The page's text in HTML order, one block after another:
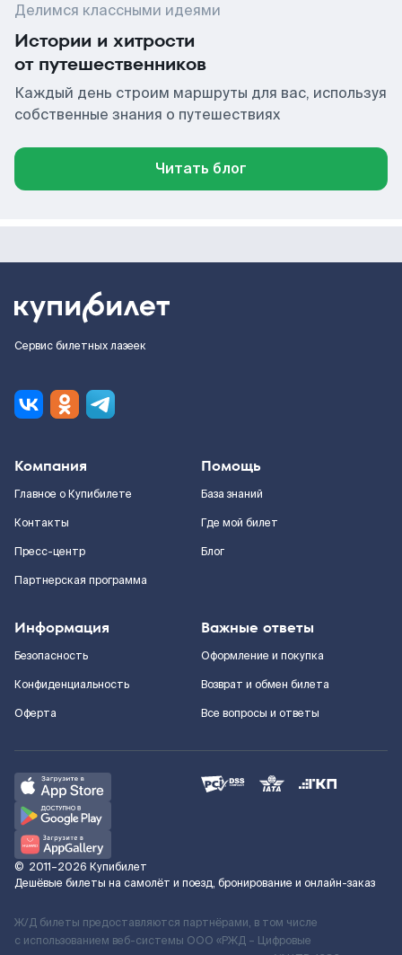
Делимся классными идеями
Истории и хитрости
от путешественников
Каждый день строим маршруты для вас, используя
собственные знания о путешествиях
Читать блог
Сервис билетных лазеек
Компания
Главное о Купибилете
Контакты
Пресс-центр
Партнерская программа
Помощь
База знаний
Где мой билет
Блог
Информация
Безопасность
Конфиденциальность
Оферта
Важные ответы
Оформление и покупка
Возврат и обмен билета
Все вопросы и ответы
© 2011–2026 Купибилет
Дешёвые билеты на самолёт и поезд, бронирование и онлайн-заказ
Ж/Д билеты предоставляются партнёрами, в том числе
с использованием веб-системы ООО «РЖД – Цифровые